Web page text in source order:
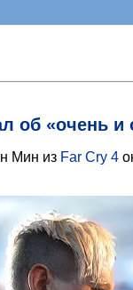
об «очень
Мин из Far Cry 4